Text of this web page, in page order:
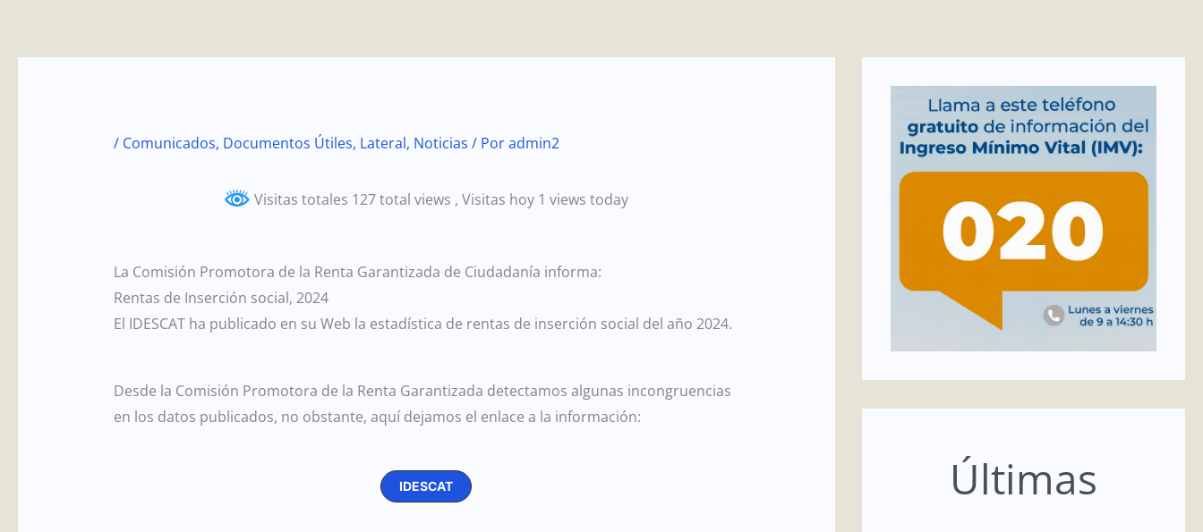
contenido
/ Comunicados, Documentos Útiles, Lateral, Noticias / Poradmin2
Visitas totales 127 total views , Visitas hoy 1 views today
La Comisión Promotora de la Renta Garantizada de Ciudadanía informa:
Rentas de Inserción social, 2024
El IDESCAT ha publicado en su Web la estadística de rentas de inserción social del año 2024.
Desde la Comisión Promotora de la Renta Garantizada detectamos algunas incongruencias
en los datos publicados, no obstante, aquí dejamos el enlace a la información:
IDESCAT
Últimas